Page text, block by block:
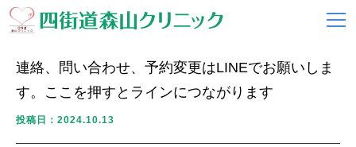
連絡、問い合わせ、予約変更はLINEでお願いしま
す。ここを押すとラインにつながります
投稿日：2024.10.13